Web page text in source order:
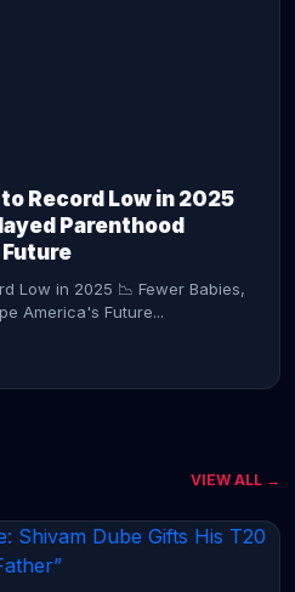
Record Low in 2025
Parenthood
Low in 2025 📉 Fewer Babies,
America's Future...
VIEW ALL →